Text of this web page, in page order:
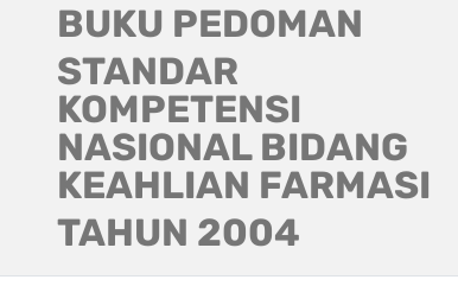
BUKU PEDOMAN
STANDAR
KOMPETENSI
NASIONAL BIDANG
KEAHLIAN FARMASI
TAHUN 2004